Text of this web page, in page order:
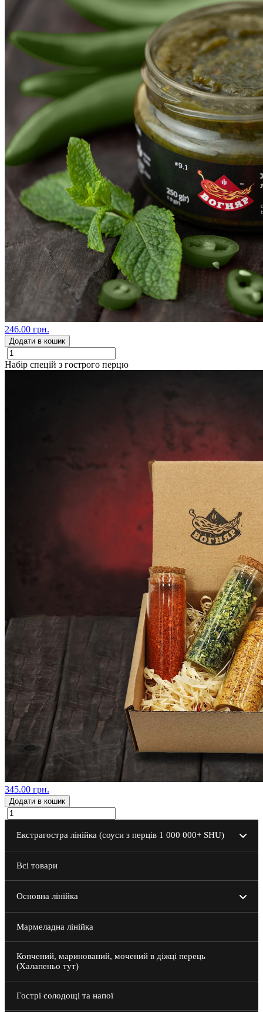
Екстрагостра лінійка (соуси з перців 1 000 000+ SHU)
Інші пекельні смаколики
40 мл
Всі товари
Основна лінійка
200 мл
Мармеладна лінійка
Копчений, маринований, мочений в діжці перець
(Халапеньо тут)
Гострі солодощі та напої
246.00 грн.
Додати в кошик
Набір спецій з гострого перцю
345.00 грн.
Додати в кошик